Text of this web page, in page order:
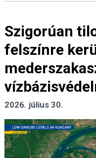
Szigorúan
felszínre
2026. július 30.